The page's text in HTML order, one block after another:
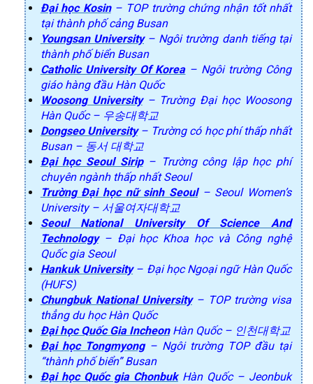
Đại học Kosin– TOP trường chứng nhận tốt nhất
tại thành phố cảng Busan
Youngsan University– Ngôi trường danh tiếng tại
thành phố biển Busan
Catholic University Of Korea– Ngôi trường Công
giáo hàng đầu Hàn Quốc
Woosong University– Trường Đại học Woosong
Hàn Quốc – 우송대학교
Dongseo University– Trường có học phí thấp nhất
Busan – 동서 대학교
Đại học Seoul Sirip– Trường công lập học phí
chuyên ngành thấp nhất Seoul
Trường Đại học nữ sinh Seoul– Seoul Women’s
University – 서울여자대학교
Seoul National University Of Science And
Technology– Đại học Khoa học và Công nghệ
Quốc gia Seoul
Hankuk University– Đại học Ngoại ngữ Hàn Quốc
(HUFS)
Chungbuk National University– TOP trường visa
thẳng du học Hàn Quốc
Đại học Quốc Gia IncheonHàn Quốc – 인천대학교
Đại học Tongmyong– Ngôi trường TOP đầu tại
“thành phố biển” Busan
Đại học Quốc gia ChonbukHàn Quốc – Jeonbuk